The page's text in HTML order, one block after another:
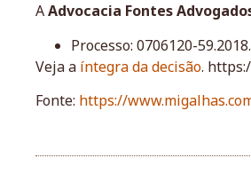
AAdvocacia Fontes
Processo: 0706120-
Veja a íntegra da decisão.
Fonte: https://